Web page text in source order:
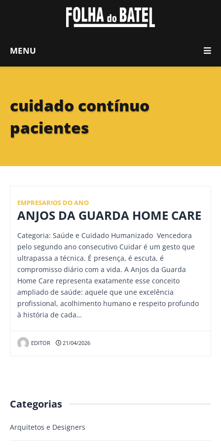
MENU
cuidado contínuo
pacientes
EMPRESARIOS DO ANO
ANJOS DA GUARDA HOME CARE
Categoria: Saúde e Cuidado Humanizado Vencedora
pelo segundo ano consecutivo Cuidar é um gesto que
ultrapassa a técnica. É presença, é escuta, é
compromisso diário com a vida. A Anjos da Guarda
Home Care representa exatamente esse conceito
ampliado de saúde: aquele que une excelência
profissional, acolhimento humano e respeito profundo
à história de cada…
EDITOR 21/04/2026
Categorias
Arquitetos e Designers